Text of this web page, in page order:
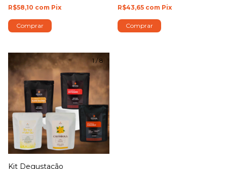
R$58,10 com Pix
Comprar
R$43,65 com Pix
Comprar
1/8
Kit Degustação